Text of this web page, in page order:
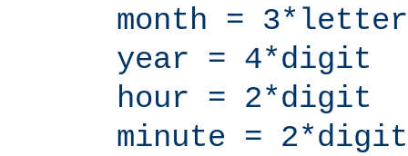
month = 3*letter
year = 4*digit
hour = 2*digit
minute = 2*digit